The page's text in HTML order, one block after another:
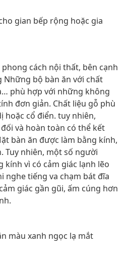
gian bếp rộng hoặc gia
cách nội thất, bên cạnh
bộ bàn ăn với chất
phù hợp với những không
đơn giản. Chất liệu gỗ phù
hoặc cổ điển. tuy nhiên,
và hoàn toàn có thể kết
bàn ăn được làm bằng kính,
Tuy nhiên, một số người
vì có cảm giác lạnh lẽo
nghe tiếng va chạm bát đĩa
giác gần gũi, ấm cúng hơn
màu xanh ngọc lạ mắt